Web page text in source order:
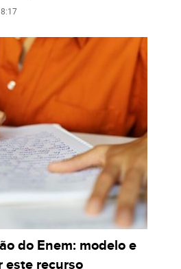
do Enem: modelo e
este recurso